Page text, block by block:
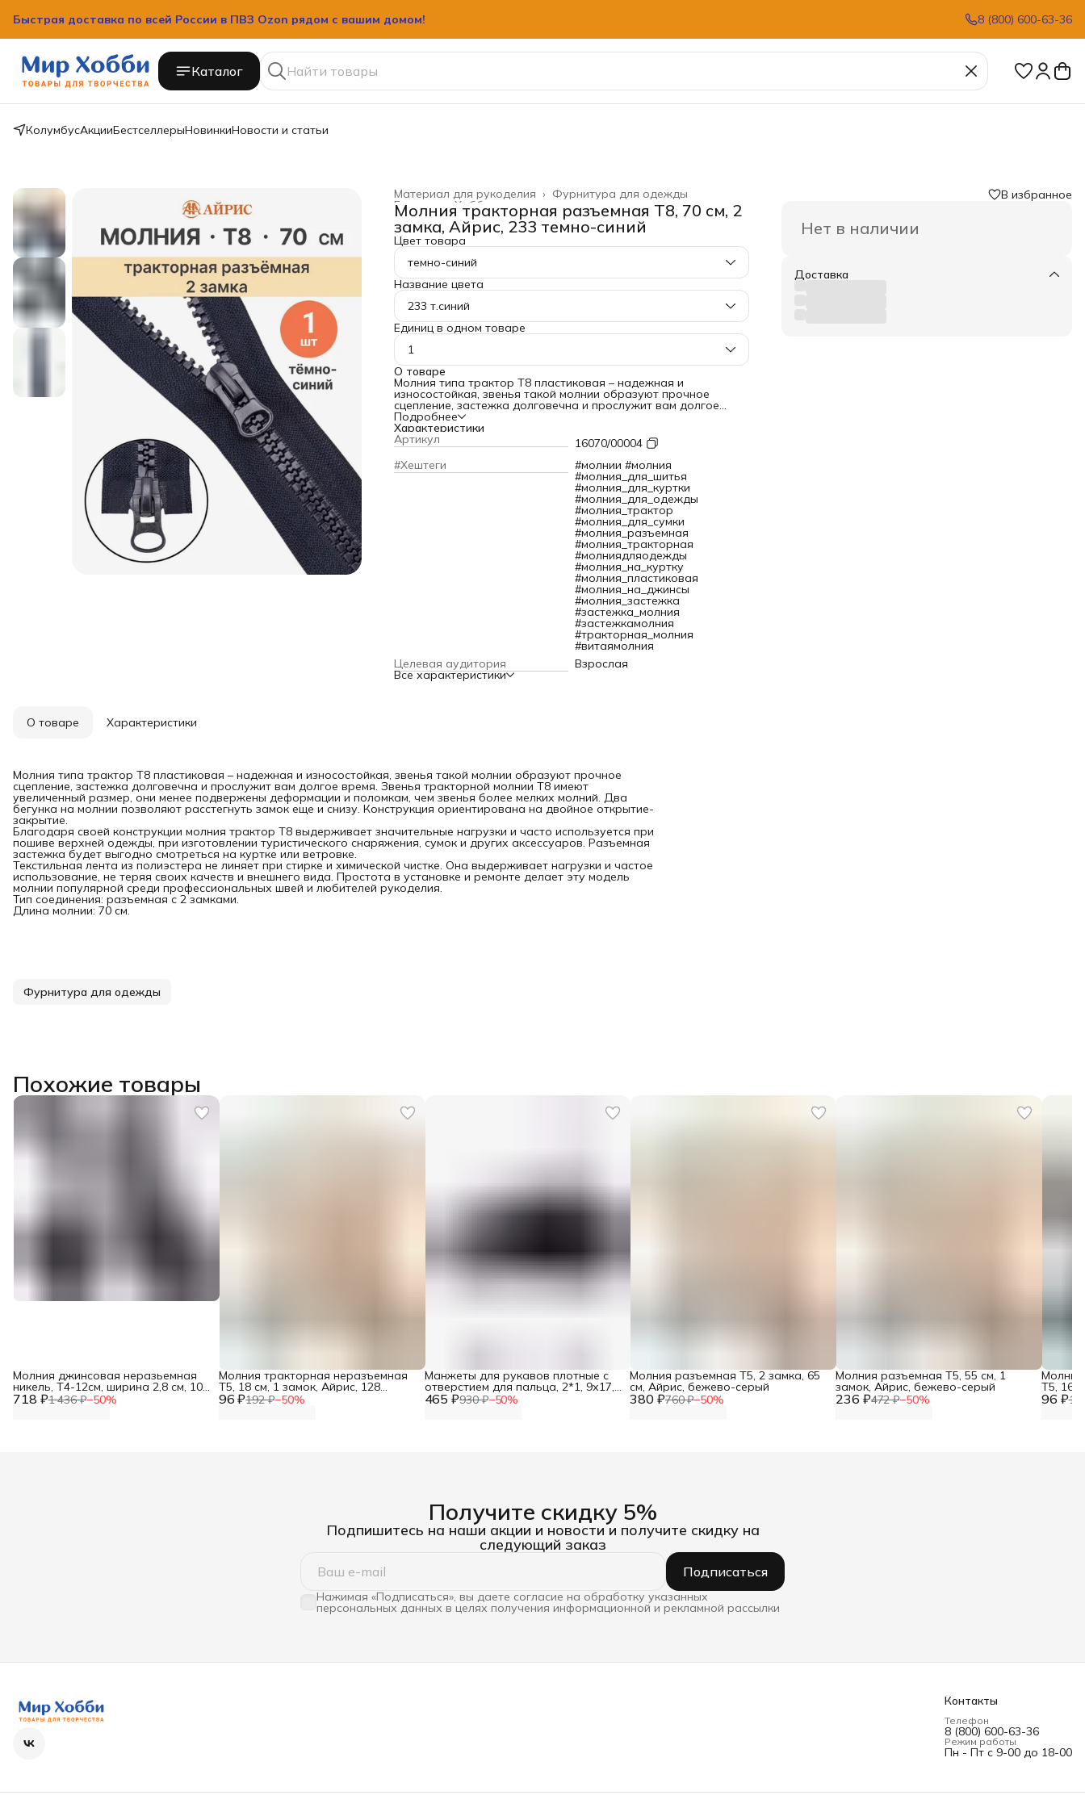
Быстрая доставка по всей России в ПВЗ Ozon рядом с вашим домом! 8 (800) 600-63-36
Каталог
КолумбусАкцииБестселлерыНовинкиНовости и статьи
Фурнитура для одежды
Материал для рукоделия ›
Хобби и творчество ›
Главная ›
Молния тракторная разъемная Т8, 70 см, 2
замка, Айрис, 233 темно-синий
Цвет товара
темно-синий
Название цвета
233 т.синий
Единиц в одном товаре
1
О товаре
Молния типа трактор Т8 пластиковая – надежная и
износостойкая, звенья такой молнии образуют прочное
сцепление, застежка долговечна и прослужит вам долгое
время. Звенья тракторной молнии Т8 имеют увеличенный
размер, они менее подвержены деформации и поломкам, чем
звенья более мелких молний. Два бегунка на молнии
позволяют расстегнуть замок еще и снизу. Конструкция
ориентирована на двойное открытие-закрытие.
Благодаря своей конструкции молния трактор Т8
выдерживает значительные нагрузки и часто используется
при пошиве верхней одежды, при изготовлении
туристического снаряжения, сумок и других аксессуаров.
Разъемная застежка будет выгодно смотреться на куртке или
Текстильная лента из полиэстера не линяет при стирке и
химической чистке. Она выдерживает нагрузки и частое
использование, не теряя своих качеств и внешнего вида.
Простота в установке и ремонте делает эту модель молнии
популярной среди профессиональных швей и любителей
Тип соединения: разъемная с 2 замками.
Подробнее
Характеристики
Артикул
16070/00004
#Хештеги
#молнии #молния
#молния_для_шитья
#молния_для_куртки
#молния_для_одежды
#молния_трактор
#молния_для_сумки
#молния_разъемная
#молния_тракторная
#молниядляодежды
#молния_на_куртку
#молния_пластиковая
#молния_на_джинсы
#молния_застежка
#застежка_молния
#застежкамолния
#тракторная_молния
#витаямолния
Целевая аудитория
Взрослая
Все характеристики
В избранное
Нет в наличии
Доставка
О товаре Характеристики
Молния типа трактор Т8 пластиковая – надежная и износостойкая, звенья такой молнии образуют прочное
сцепление, застежка долговечна и прослужит вам долгое время. Звенья тракторной молнии Т8 имеют
увеличенный размер, они менее подвержены деформации и поломкам, чем звенья более мелких молний. Два
бегунка на молнии позволяют расстегнуть замок еще и снизу. Конструкция ориентирована на двойное открытие-
закрытие.
Благодаря своей конструкции молния трактор Т8 выдерживает значительные нагрузки и часто используется при
пошиве верхней одежды, при изготовлении туристического снаряжения, сумок и других аксессуаров. Разъемная
застежка будет выгодно смотреться на куртке или ветровке.
Текстильная лента из полиэстера не линяет при стирке и химической чистке. Она выдерживает нагрузки и частое
использование, не теряя своих качеств и внешнего вида. Простота в установке и ремонте делает эту модель
молнии популярной среди профессиональных швей и любителей рукоделия.
Тип соединения: разъемная с 2 замками.
Длина молнии: 70 см.
Фурнитура для одежды
Похожие товары
718 ₽1 436 ₽−50%
Молния джинсовая неразьемная
никель, Т4-12см, ширина 2,8 см, 10
шт/упак, Айрис 96 ₽192 ₽−50%
Молния тракторная неразъемная
Т5, 18 см, 1 замок, Айрис, 128
бежевый 465 ₽930 ₽−50%
Манжеты для рукавов плотные с
отверстием для пальца, 2*1, 9х17,5
см, Айрис, черный 380 ₽760 ₽−50%
Молния разъемная Т5, 2 замка, 65
см, Айрис, бежево-серый
236 ₽472 ₽−50%
Молния разъемная Т5, 55 см, 1
замок, Айрис, бежево-серый
96 ₽
Молния
Т5, 16
Получите скидку 5%
Подпишитесь на наши акции и новости и получите скидку на
следующий заказ
Подписаться
Нажимая «Подписаться», вы даете согласие на обработку указанных
персональных данных в целях получения информационной и рекламной рассылки
Контакты
Телефон
8 (800) 600-63-36
Режим работы
Пн - Пт с 9-00 до 18-00